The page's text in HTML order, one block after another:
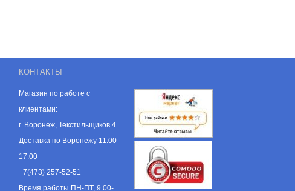
КОНТАКТЫ
Магазин по работе с
клиентами:
г. Воронеж, Текстильщиков 4
Доставка по Воронежу 11.00-
17.00
+7(473) 257-52-51
Время работы ПН-ПТ, 9.00-